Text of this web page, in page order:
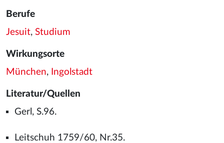
Berufe
Jesuit, Studium
Wirkungsorte
München, Ingolstadt
Literatur/Quellen
Gerl, S.96.
Leitschuh 1759/60, Nr.35.